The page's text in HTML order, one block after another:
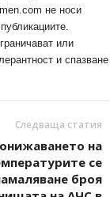
не носи
или
и спазване
Следваща статия
на
се
броя